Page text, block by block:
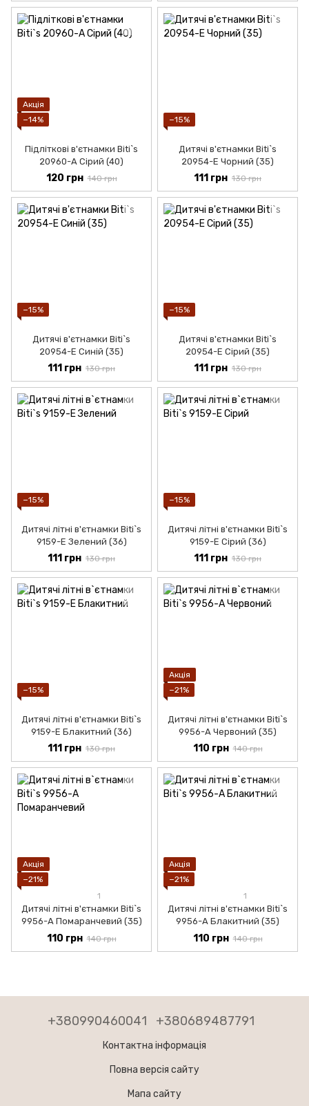
Акція
−14%
Підліткові в'єтнамки Biti`s
20960-А Сірий (40)
120 грн 140 грн
−15%
Дитячі в'єтнамки Biti`s
20954-Е Чорний (35)
111 грн 130 грн
−15%
Дитячі в'єтнамки Biti`s
20954-Е Синій (35)
111 грн 130 грн
−15%
Дитячі в'єтнамки Biti`s
20954-Е Сірий (35)
111 грн 130 грн
−15%
Дитячі літні в'єтнамки Biti`s
9159-Е Зелений (36)
111 грн 130 грн
−15%
Дитячі літні в'єтнамки Biti`s
9159-Е Сірий (36)
111 грн 130 грн
−15%
Дитячі літні в'єтнамки Biti`s
9159-Е Блакитний (36)
111 грн 130 грн
Акція
−21%
Дитячі літні в'єтнамки Biti`s
9956-А Червоний (35)
110 грн 140 грн
Акція
−21%
1
Дитячі літні в'єтнамки Biti`s
9956-А Помаранчевий (35)
110 грн 140 грн
Акція
−21%
1
Дитячі літні в'єтнамки Biti`s
9956-А Блакитний (35)
110 грн 140 грн
+380990460041 +380689487791
Контактна інформація
Повна версія сайту
Мапа сайту